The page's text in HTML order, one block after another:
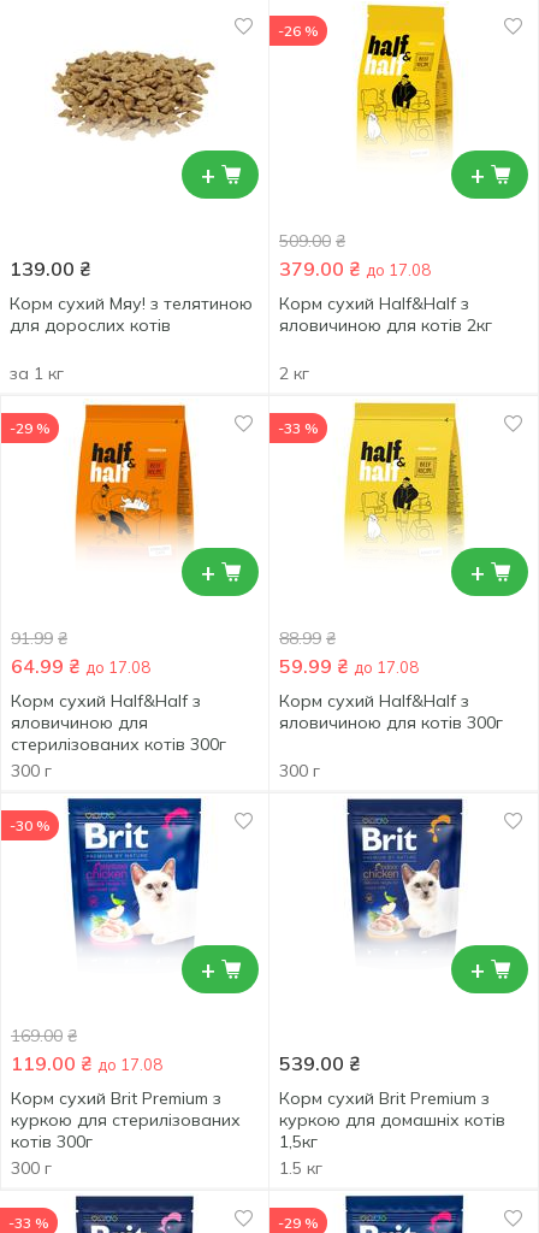
+
139.00 ₴
Корм сухий Мяу! з телятиною
для дорослих котів
за 1 кг
+
-26 %
509.00 ₴
379.00 ₴ до 17.08
Корм сухий Half&Half з
яловичиною для котів 2кг
2 кг
+
-29 %
91.99 ₴
64.99 ₴ до 17.08
Корм сухий Half&Half з
яловичиною для
стерилізованих котів 300г
300 г
+
-33 %
88.99 ₴
59.99 ₴ до 17.08
Корм сухий Half&Half з
яловичиною для котів 300г
300 г
+
-30 %
169.00 ₴
119.00 ₴ до 17.08
Корм сухий Brit Premium з
куркою для стерилізованих
котів 300г
300 г
+
539.00 ₴
Корм сухий Brit Premium з
куркою для домашніх котів
1,5кг
1.5 кг
-33 % -29 %